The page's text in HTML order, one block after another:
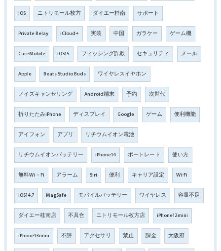
iOS ニトリモール枚方 ダイエー桂南 サポート
Private Relay iCloud+ 実装 中国 ガラケー ゲーム機
CareMobile iOS15 フィッシング詐欺 セキュリティ メール
Apple Beats Studio Buds ワイヤレスイヤホン
ノイズキャンセリング Android端末 予約 次世代
折りたたみiPhone ディスプレイ Google ゲーム 便利機能
アイフォン アプリ リチウムイオン電池
リチウムイオンバッテリー iPhone14 ポートレート 使い方
無料Wi－Fi アラーム Siri 便利 キャリア設定 Wi-Fi
iOS14.7 MagSafe モバイルバッテリー ワイヤレス 容量不足
ダイエー桂南店 不具合 ニトリモール枚方店 iPhone12mini
iPhone13mini 不評 アクセサリ 禁止 課金 大阪府